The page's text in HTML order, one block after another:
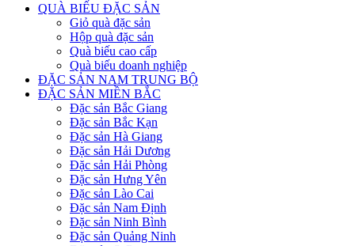
QUÀ BIẾU ĐẶC SẢN
Giỏ quà đặc sản
Hộp quà đặc sản
Quà biếu cao cấp
Quà biếu doanh nghiệp
ĐẶC SẢN NAM TRUNG BỘ
ĐẶC SẢN MIỀN BẮC
Đặc sản Bắc Giang
Đặc sản Bắc Kạn
Đặc sản Hà Giang
Đặc sản Hải Dương
Đặc sản Hải Phòng
Đặc sản Hưng Yên
Đặc sản Lào Cai
Đặc sản Nam Định
Đặc sản Ninh Bình
Đặc sản Quảng Ninh